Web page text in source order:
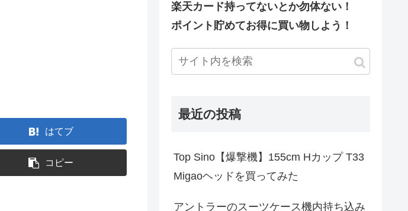
はてブ
コピー
楽天カード持ってないとか勿体ない！
ポイント貯めてお得に買い物しよう！
最近の投稿
Top Sino【爆撃機】155cm Hカップ T33
Migaoヘッドを買ってみた
アントラーのスーツケース機内持ち込み